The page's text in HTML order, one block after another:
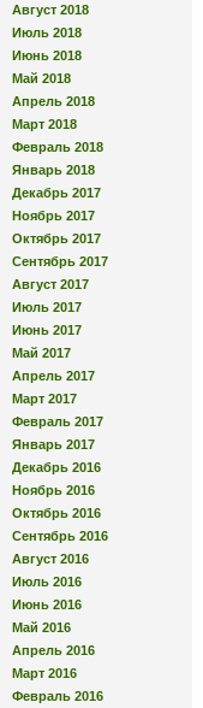
Август 2018
Июль 2018
Июнь 2018
Май 2018
Апрель 2018
Март 2018
Февраль 2018
Январь 2018
Декабрь 2017
Ноябрь 2017
Октябрь 2017
Сентябрь 2017
Август 2017
Июль 2017
Июнь 2017
Май 2017
Апрель 2017
Март 2017
Февраль 2017
Январь 2017
Декабрь 2016
Ноябрь 2016
Октябрь 2016
Сентябрь 2016
Август 2016
Июль 2016
Июнь 2016
Май 2016
Апрель 2016
Март 2016
Февраль 2016